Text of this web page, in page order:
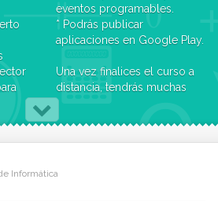
eventos programables.
* Podrás publicar
aplicaciones en Google Play.
Una vez finalices el curso a
distancia, tendrás muchas
posibilidades de encontrar
un empleo relacionado con
Informática